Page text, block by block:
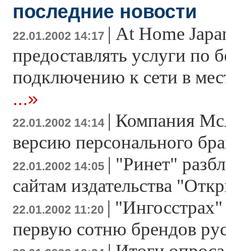
последние новости
22.01.2002 14:17 | At Home
предоставлять услуги по
подключению к сети в
...»
22.01.2002 14:14 | Компания
версию персонального
22.01.2002 14:05 | "Ринет"
сайтам издательства
22.01.2002 11:20 |
первую сотню брендов